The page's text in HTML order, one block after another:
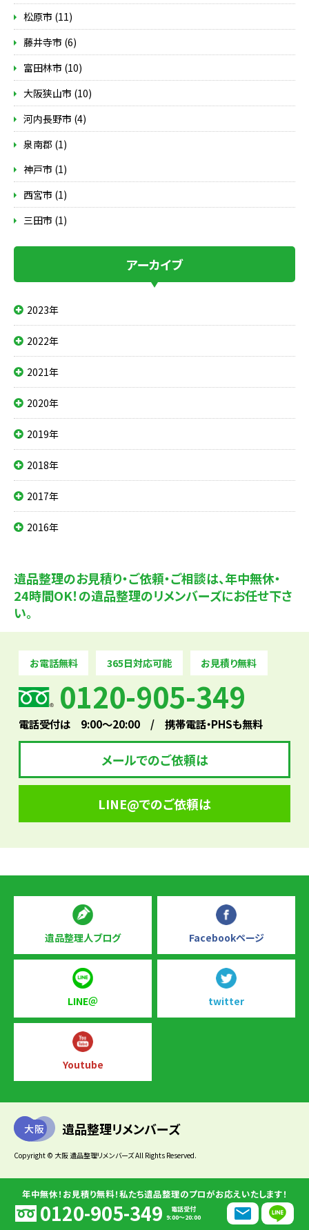
松原市 (11)
藤井寺市 (6)
富田林市 (10)
大阪狭山市 (10)
河内長野市 (4)
泉南郡 (1)
神戸市 (1)
西宮市 (1)
三田市 (1)
アーカイブ
2023年
2022年
2021年
2020年
2019年
2018年
2017年
2016年
遺品整理のお見積り・ご依頼・ご相談は、年中無休・
24時間OK！の遺品整理のリメンバーズにお任せ下さ
い。
お電話無料 365日対応可能 お見積り無料
0120-905-349
電話受付は 9:00～20:00 / 携帯電話・PHSも無料
メールでのご依頼は
LINE@でのご依頼は
年中無休！お見積り無料！私たち遺品整理のプロがお応えいたします！
0120-905-349
電話受付
9:00～20:00
遺品整理人ブログ Facebookページ
LINE＠ twitter
Youtube
大阪 遺品整理リメンバーズ
Copyright © 大阪 遺品整理リメンバーズ All Rights Reserved.